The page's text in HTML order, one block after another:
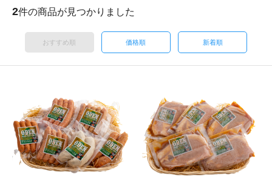
2件の商品が見つかりました
おすすめ順 価格順 新着順